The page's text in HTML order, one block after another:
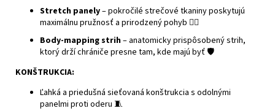
Stretch panely– pokročilé strečové tkaniny poskytujú
maximálnu pružnosť a prirodzený pohyb 🤸‍♂️
Body-mapping strih– anatomicky prispôsobený strih,
ktorý drží chrániče presne tam, kde majú byť 🛡️
KONŠTRUKCIA:
Ľahká a priedušná sieťovaná konštrukcia s odolnými
panelmi proti oderu 🧵